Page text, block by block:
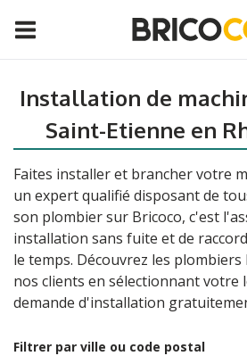
Installation de
Saint-Etienne en
Faites installer et brancher votre
un expert qualifié disposant de
son plombier sur Bricoco, c'est
installation sans fuite et de
le temps. Découvrez les
nos clients en sélectionnant votre
demande d'installation
Filtrer par ville ou code postal